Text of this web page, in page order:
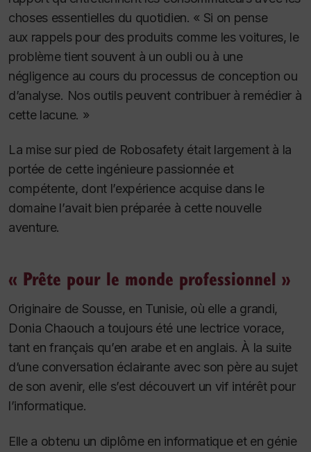
choses essentielles du quotidien. « Si on pense
aux rappels pour des produits comme les voitures, le
problème tient souvent à un oubli ou à une
négligence au cours du processus de conception ou
d’analyse. Nos outils peuvent contribuer à remédier à
cette lacune. »
La mise sur pied de Robosafety était largement à la
portée de cette ingénieure passionnée et
compétente, dont l’expérience acquise dans le
domaine l’avait bien préparée à cette nouvelle
aventure.
« Prête pour le monde professionnel »
Originaire de Sousse, en Tunisie, où elle a grandi,
Donia Chaouch a toujours été une lectrice vorace,
tant en français qu’en arabe et en anglais. À la suite
d’une conversation éclairante avec son père au sujet
de son avenir, elle s’est découvert un vif intérêt pour
l’informatique.
Elle a obtenu un diplôme en informatique et en génie